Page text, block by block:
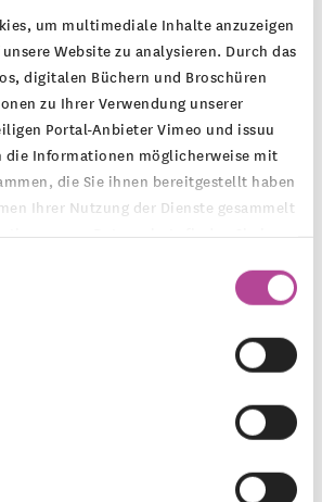
um multimediale Inhalte anzuzeigen
Website zu analysieren. Durch das
digitalen Büchern und Broschüren
zu Ihrer Verwendung unserer
Portal-Anbieter Vimeo und issuu
die Informationen möglicherweise mit
die Sie ihnen bereitgestellt haben
Ihrer Nutzung der Dienste gesammelt
zum Datenschutz finden Sie in
verfolgen die Montag
das
Förderung